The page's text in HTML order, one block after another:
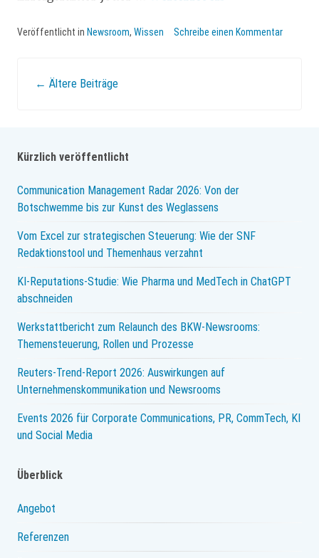
Themenmanagement
Newsroom
Veröffentlicht in Newsroom, Wissen Schreibe einen Kommentar
Beitrags-
← Ältere Beiträge
Kürzlich veröffentlicht
Communication Management Radar 2026: Von der
Botschwemme bis zur Kunst des Weglassens
Vom Excel zur strategischen Steuerung: Wie der SNF
Redaktionstool und Themenhaus verzahnt
KI-Reputations-Studie: Wie Pharma und MedTech in ChatGPT
abschneiden
Werkstattbericht zum Relaunch des BKW-Newsrooms:
Themensteuerung, Rollen und Prozesse
Reuters-Trend-Report 2026: Auswirkungen auf
Unternehmenskommunikation und Newsrooms
Events 2026 für Corporate Communications, PR, CommTech, KI
und Social Media
Überblick
Angebot
Referenzen